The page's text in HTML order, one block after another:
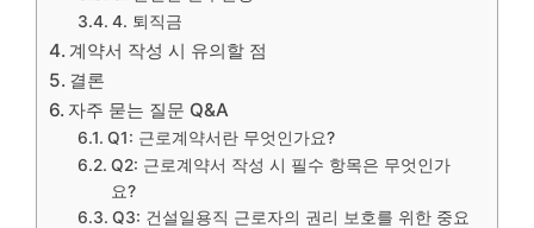
4. 퇴직금
계약서 작성 시 유의할 점
결론
자주 묻는 질문 Q&A
Q1: 근로계약서란 무엇인가요?
Q2: 근로계약서 작성 시 필수 항목은 무엇인가
요?
Q3: 건설일용직 근로자의 권리 보호를 위한 중요